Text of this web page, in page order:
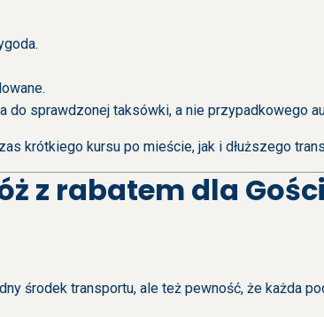
sprawdzonej taksówki, a nie przypadkowego
krótkiego kursu po mieście, jak i dłuższego
z rabatem dla
środek transportu, ale też pewność, że każda